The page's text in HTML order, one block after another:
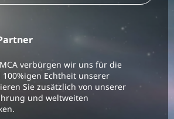
verbürgen wir uns für die
Echtheit unserer
Sie zusätzlich von unserer
und weltweiten